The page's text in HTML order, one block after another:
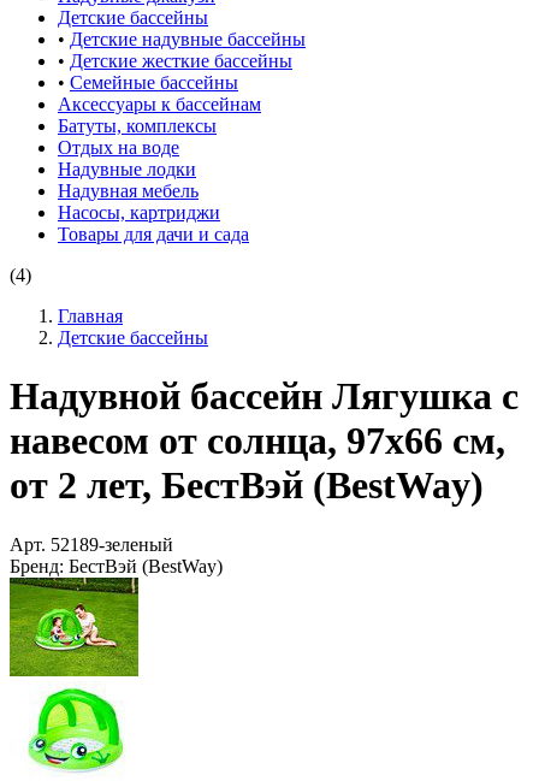
Детские бассейны
• Детские надувные бассейны
• Детские жесткие бассейны
• Семейные бассейны
Аксессуары к бассейнам
Батуты, комплексы
Отдых на воде
Надувные лодки
Надувная мебель
Насосы, картриджи
Товары для дачи и сада
(4)
Главная
Детские бассейны
Надувной бассейн Лягушка с
навесом от солнца, 97х66 см,
от 2 лет, БестВэй (BestWay)
Арт. 52189-зеленый
Бренд: БестВэй (BestWay)